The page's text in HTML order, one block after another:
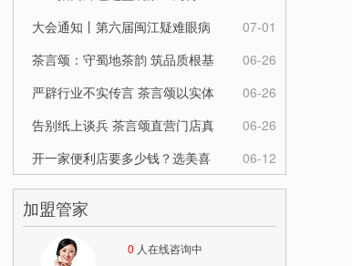
联系电话
渠道商学研究院成行业优选合作
伙伴
大会通知丨第六届闽江疑难眼病
学习班即将在榕举办，精彩亮点
先睹为快
07-01
茶言颂：守蜀地茶韵 筑品质根基
赋创业者新机
06-26
严辟行业不实传言 茶言颂以实体
全链实力证长期发展初心
06-26
告别纸上谈兵 茶言颂直营门店真
实经营数据公开
06-26
开一家便利店要多少钱？选美喜
福，低成本低风险开启创业路
06-12
加盟管家
0 人在线咨询中